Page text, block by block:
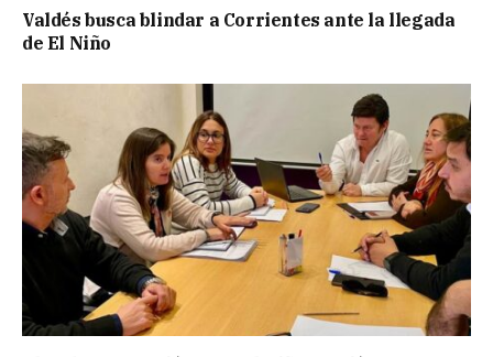
Valdés busca blindar a Corrientes ante la llegada
de El Niño